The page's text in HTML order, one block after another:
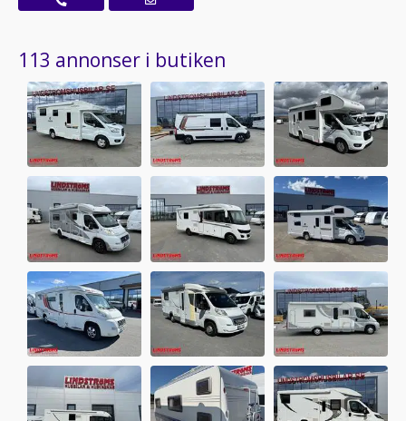
113 annonser i butiken